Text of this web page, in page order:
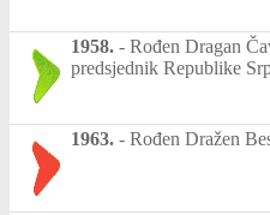
1958. - Rođen Dragan
predsjednik Republike
1963. - Rođen Dražen